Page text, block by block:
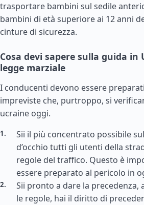
trasportare bambini sul sedile
bambini di età superiore ai 12 anni
cinture di sicurezza.
Cosa devi sapere sulla guida
legge marziale
I conducenti devono essere
impreviste che, purtroppo, si
ucraine oggi.
Sii il più concentrato possibile
d’occhio tutti gli utenti della
regole del traffico. Questo è
essere preparato al pericolo in
Sii pronto a dare la precedenza,
le regole, hai il diritto di